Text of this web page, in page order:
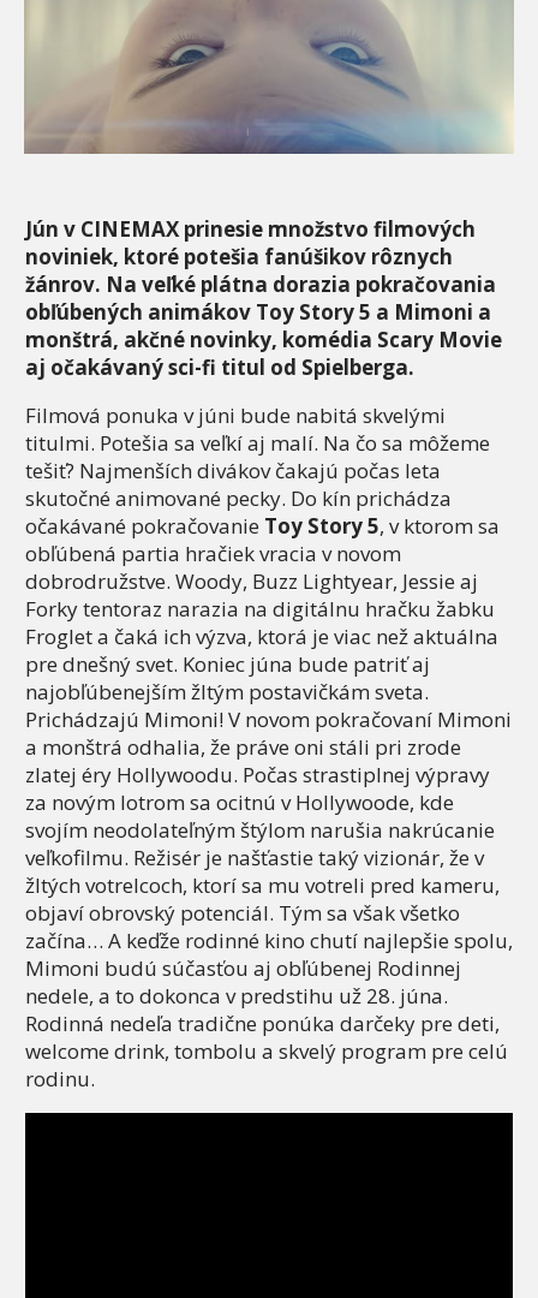
Jún v CINEMAX prinesie množstvo filmových
noviniek, ktoré potešia fanúšikov rôznych
žánrov. Na veľké plátna dorazia pokračovania
obľúbených animákov Toy Story 5 a Mimoni a
monštrá, akčné novinky, komédia Scary Movie
aj očakávaný sci-fi titul od Spielberga.
Filmová ponuka v júni bude nabitá skvelými
titulmi. Potešia sa veľkí aj malí. Na čo sa môžeme
tešiť? Najmenších divákov čakajú počas leta
skutočné animované pecky. Do kín prichádza
očakávané pokračovanie Toy Story 5, v ktorom sa
obľúbená partia hračiek vracia v novom
dobrodružstve. Woody, Buzz Lightyear, Jessie aj
Forky tentoraz narazia na digitálnu hračku žabku
Froglet a čaká ich výzva, ktorá je viac než aktuálna
pre dnešný svet. Koniec júna bude patriť aj
najobľúbenejším žltým postavičkám sveta.
Prichádzajú Mimoni! V novom pokračovaní Mimoni
a monštrá odhalia, že práve oni stáli pri zrode
zlatej éry Hollywoodu. Počas strastiplnej výpravy
za novým lotrom sa ocitnú v Hollywoode, kde
svojím neodolateľným štýlom narušia nakrúcanie
veľkofilmu. Režisér je našťastie taký vizionár, že v
žltých votrelcoch, ktorí sa mu votreli pred kameru,
objaví obrovský potenciál. Tým sa však všetko
začína… A keďže rodinné kino chutí najlepšie spolu,
Mimoni budú súčasťou aj obľúbenej Rodinnej
nedele, a to dokonca v predstihu už 28. júna.
Rodinná nedeľa tradične ponúka darčeky pre deti,
welcome drink, tombolu a skvelý program pre celú
rodinu.